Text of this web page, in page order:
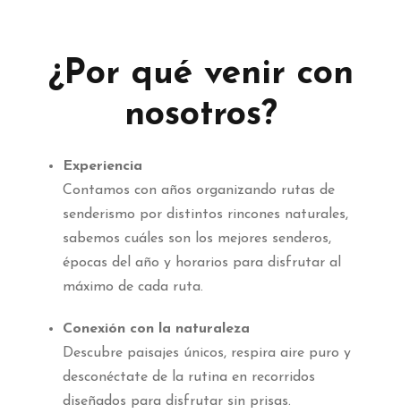
¿Por qué venir con
nosotros?
Experiencia
Contamos con años organizando rutas de
senderismo por distintos rincones naturales,
sabemos cuáles son los mejores senderos,
épocas del año y horarios para disfrutar al
máximo de cada ruta.
Conexión con la naturaleza
Descubre paisajes únicos, respira aire puro y
desconéctate de la rutina en recorridos
diseñados para disfrutar sin prisas.